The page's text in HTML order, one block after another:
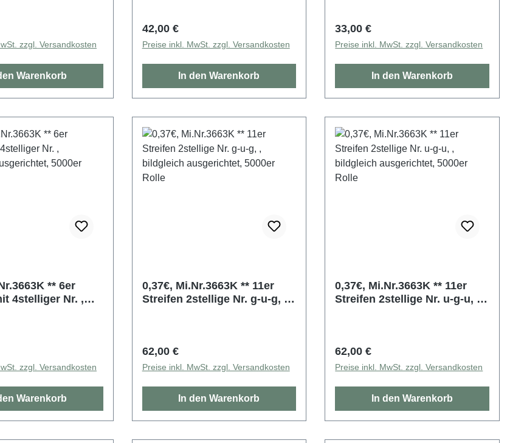
zzgl. Versandkosten
Warenkorb
Regulärer Preis:
42,00 €
Preise inkl. MwSt. zzgl. Versandkosten
In den Warenkorb
Regulärer Preis:
33,00 €
Preise inkl. MwSt. zzgl. Versandkosten
In den Warenkorb
** 6er
4stelliger Nr. ,
zzgl. Versandkosten
Warenkorb
0,37€, Mi.Nr.3663K ** 11er
Streifen 2stellige Nr. g-u-g, ,
Regulärer Preis:
62,00 €
Preise inkl. MwSt. zzgl. Versandkosten
In den Warenkorb
0,37€, Mi.Nr.3663K ** 11er
Streifen 2stellige Nr. u-g-u, ,
Regulärer Preis:
62,00 €
Preise inkl. MwSt. zzgl. Versandkosten
In den Warenkorb